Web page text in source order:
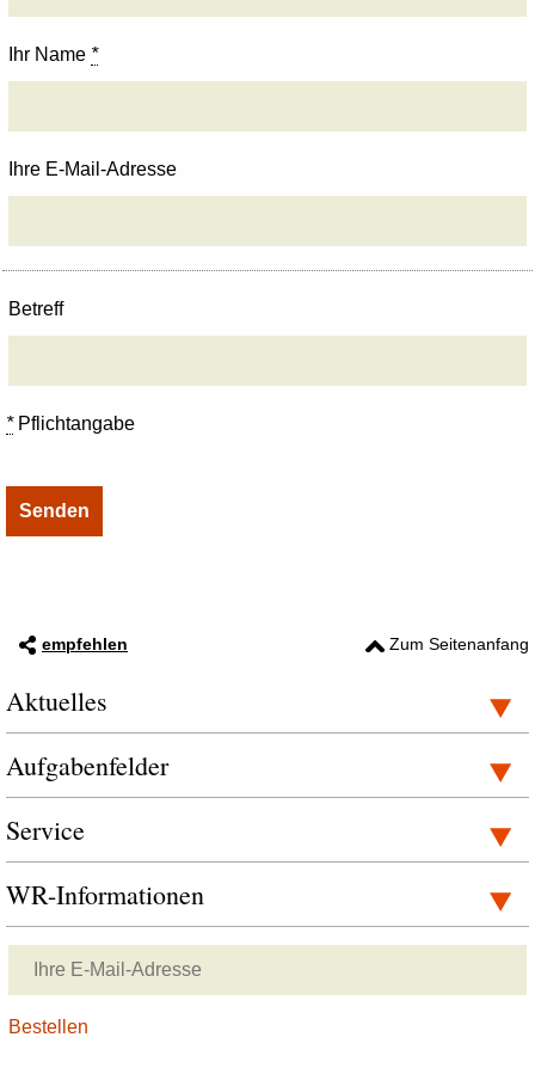
Ihr Name *
Ihre E-Mail-Adresse
Betreff
*Pflichtangabe
empfehlen Zum Seitenanfang
Aktuelles
Aufgabenfelder
Service
WR-Informationen